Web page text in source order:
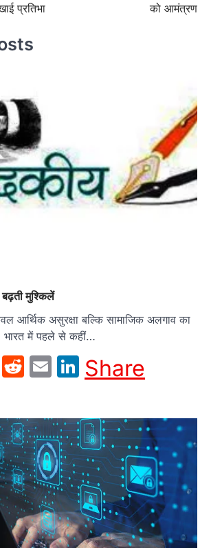
प्रतिभा
को आमंत्रण
मुश्किलें
आर्थिक असुरक्षा बल्कि सामाजिक अलगाव का
भारत में पहले से कहीं…
Twitter
Reddit
EmailLinkedIn
Share